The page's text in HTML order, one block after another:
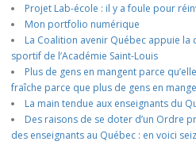
Projet Lab-école : il y a foule pour
Mon portfolio numérique
La Coalition avenir Québec appuie
sportif de l’Académie Saint-Louis
Plus de gens en mangent parce
fraîche parce que plus de gens en
La main tendue aux enseignants du
Des raisons de se doter d’un Ordre
des enseignants au Québec : en voici